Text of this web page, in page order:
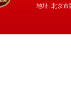
地址: 北京市